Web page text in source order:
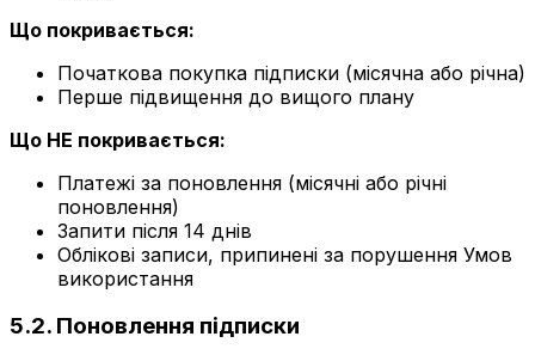
Що покривається:
Початкова покупка підписки (місячна або річна)
Перше підвищення до вищого плану
Що НЕ покривається:
Платежі за поновлення (місячні або річні
поновлення)
Запити після 14 днів
Облікові записи, припинені за порушення Умов
використання
5.2. Поновлення підписки